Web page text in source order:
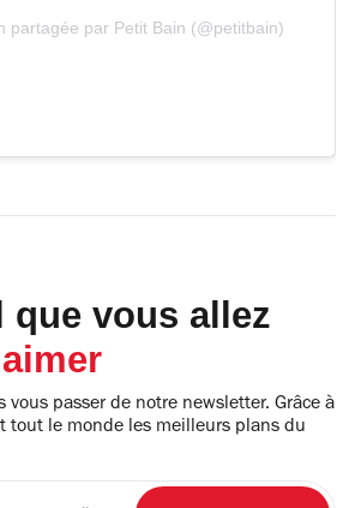
partagée par Petit Bain (@petitbain)
que vous allez
aimer
vous passer de notre newsletter. Grâce à
tout le monde les meilleurs plans du